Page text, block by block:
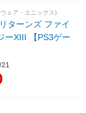
ェア・エニックス)
ターンズ ファイ
PS3ゲー